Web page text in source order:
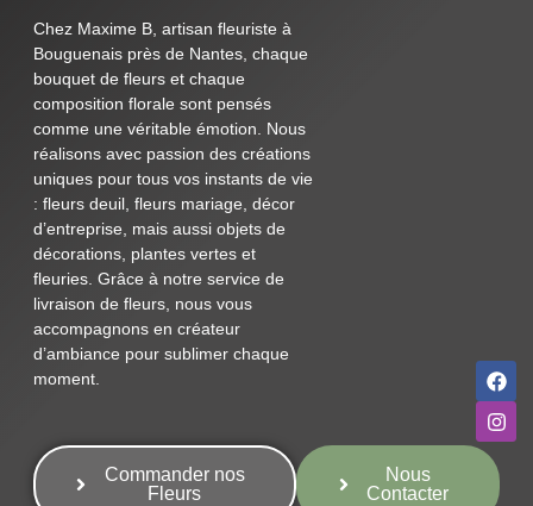
Chez Maxime B, artisan fleuriste à
Bouguenais près de Nantes, chaque
bouquet de fleurs et chaque
composition florale sont pensés
comme une véritable émotion. Nous
réalisons avec passion des créations
uniques pour tous vos instants de vie
: fleurs deuil, fleurs mariage, décor
d’entreprise, mais aussi objets de
décorations, plantes vertes et
fleuries. Grâce à notre service de
livraison de fleurs, nous vous
accompagnons en créateur
d’ambiance pour sublimer chaque
moment.
Commander nos
Fleurs
Nous
Contacter